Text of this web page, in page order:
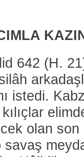
642 (H.
istedi.
olan son